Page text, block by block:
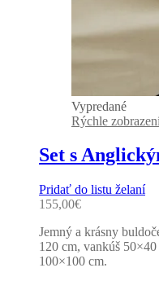
Vypredané
Rýchle
Set s
Pridať do listu želaní
155,00€
Jemný a krásny
120 cm, vankúš
100×100 cm.